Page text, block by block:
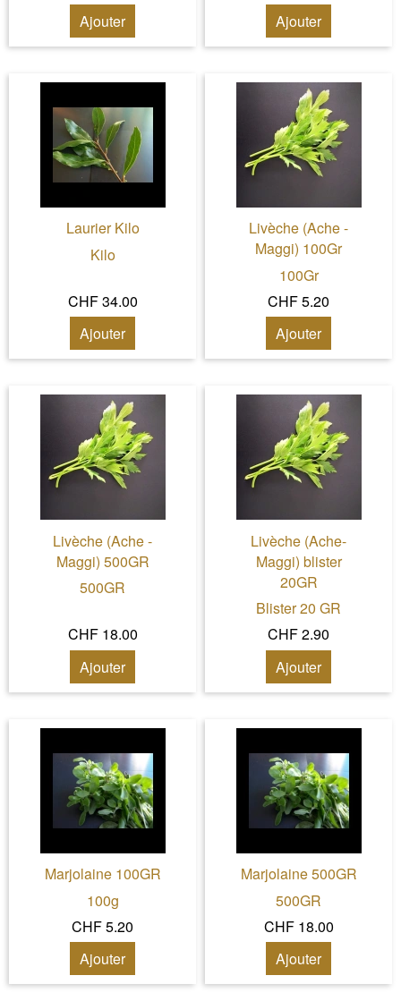
Ajouter
Ajouter
Laurier Kilo
Kilo
CHF 34.00
Ajouter
Livèche (Ache -
Maggi) 100Gr
100Gr
CHF 5.20
Ajouter
Livèche (Ache -
Maggi) 500GR
500GR
CHF 18.00
Ajouter
Livèche (Ache-
Maggi) blister
20GR
Blister 20 GR
CHF 2.90
Ajouter
Marjolaine 100GR
100g
CHF 5.20
Ajouter
Marjolaine 500GR
500GR
CHF 18.00
Ajouter